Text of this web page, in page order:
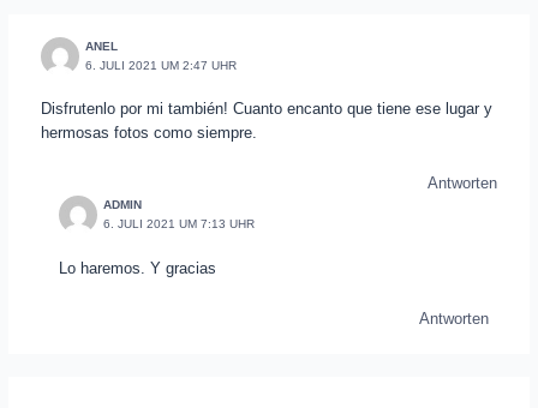
ANEL
6. JULI 2021 UM 2:47 UHR
Disfrutenlo por mi también! Cuanto encanto que tiene ese lugar y
hermosas fotos como siempre.
Antworten
ADMIN
6. JULI 2021 UM 7:13 UHR
Lo haremos. Y gracias
Antworten